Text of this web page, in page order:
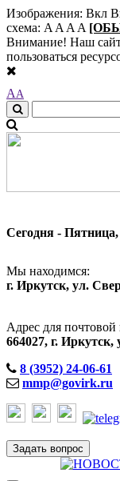
Изображения: Вкл
схема: A A A A
Внимание! Наш
пользоваться
AA
Сегодня - Пятница,
Мы находимся:
г. Иркутск, ул.
Адрес для
664027, г. Иркутск,
8 (3952) 24-06-61
mmp@govirk.ru
Задать вопрос